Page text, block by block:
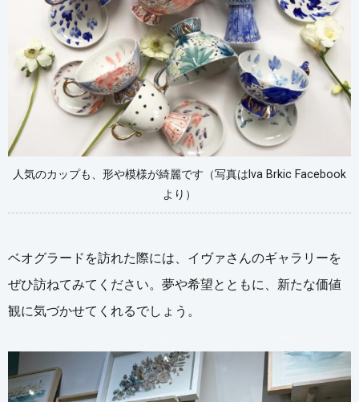
人気のカップも、形や模様が綺麗です（写真はIva Brkic Facebook
より）
ベオグラードを訪れた際には、イヴァさんのギャラリーを
ぜひ訪ねてみてください。夢や希望とともに、新たな価値
観に気づかせてくれるでしょう。